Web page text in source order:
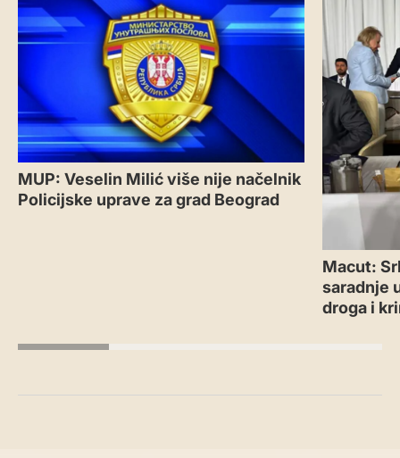
MUP: Veselin Milić više nije načelnik
Policijske uprave za grad Beograd
Macut:
saradnje
droga i